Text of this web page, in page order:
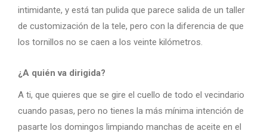
intimidante, y está tan pulida que parece salida de un taller
de customización de la tele, pero con la diferencia de que
los tornillos no se caen a los veinte kilómetros.
¿A quién va dirigida?
A ti, que quieres que se gire el cuello de todo el vecindario
cuando pasas, pero no tienes la más mínima intención de
pasarte los domingos limpiando manchas de aceite en el